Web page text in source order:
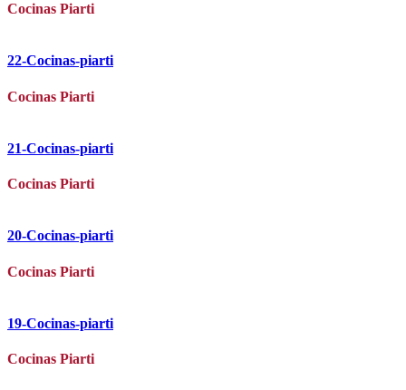
Cocinas Piarti
22-Cocinas-piarti
Cocinas Piarti
21-Cocinas-piarti
Cocinas Piarti
20-Cocinas-piarti
Cocinas Piarti
19-Cocinas-piarti
Cocinas Piarti